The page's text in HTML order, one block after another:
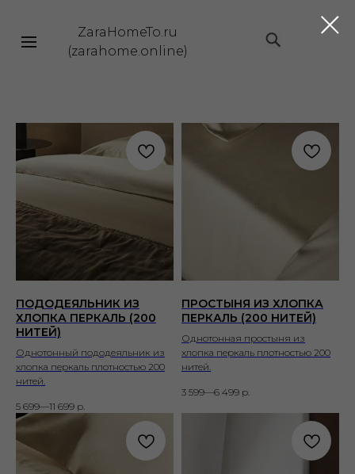
|||
ZaraHomeTo.ru
(zarahome.online)
ПОДОДЕЯЛЬНИК ИЗ
ХЛОПКА ПЕРКАЛЬ (200
НИТЕЙ)
Однотонный пододеяльник из
хлопка перкаль плотностью 200
нитей.
5 699—11 699 р.
ПРОСТЫНЯ ИЗ ХЛОПКА
ПЕРКАЛЬ (200 НИТЕЙ)
Однотонная простыня из
хлопка перкаль плотностью 200
нитей.
3 599—6 499 р.